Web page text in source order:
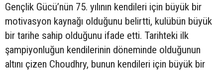
Gençlik Gücü’nün 75. yılının kendileri için büyük bir
motivasyon kaynağı olduğunu belirtti, kulübün büyük
bir tarihe sahip olduğunu ifade etti. Tarihteki ilk
şampiyonluğun kendilerinin döneminde olduğunun
altını çizen Choudhry, bunun kendileri için büyük bir